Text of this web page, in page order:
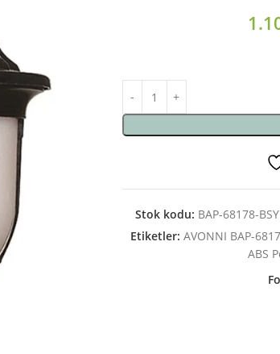
Stok kodu: BAP-68178-BSY
Etiketler: AVONNI BAP-
ABS